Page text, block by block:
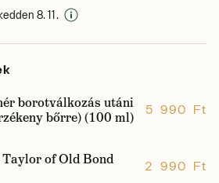
8. 11.
borotválkozás utáni
bőrre) (100 ml)
5 990 Ft
of Old Bond
2 990 Ft